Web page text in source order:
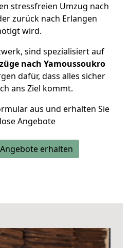
stressfreien Umzug nach
zurück nach Erlangen
wird.
sind spezialisiert auf
nach Yamoussoukro
dafür, dass alles sicher
ans Ziel kommt.
aus und erhalten Sie
Angebote
erhalten